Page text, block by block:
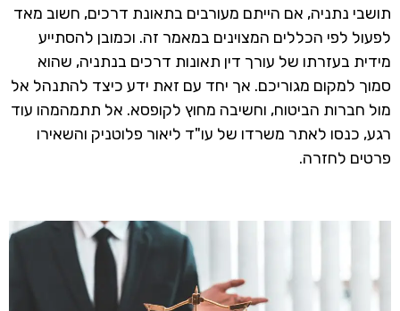
תושבי נתניה, אם הייתם מעורבים בתאונת דרכים, חשוב מאד
לפעול לפי הכללים המצוינים במאמר זה. וכמובן להסתייע
מידית בעזרתו של עורך דין תאונות דרכים בנתניה, שהוא
סמוך למקום מגוריכם. אך יחד עם זאת ידע כיצד להתנהל אל
מול חברות הביטוח, וחשיבה מחוץ לקופסא. אל תתמהמהו עוד
רגע, כנסו לאתר משרדו של עו"ד ליאור פלוטניק והשאירו
פרטים לחזרה.